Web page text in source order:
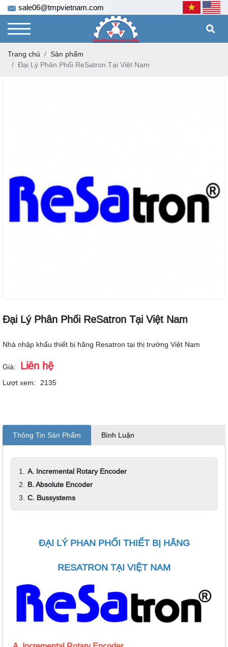
sale06@tmpvietnam.com
Trang chủ
Sản phẩm
Đại Lý Phân Phối ReSatron Tại Việt Nam
Đại Lý Phân Phối ReSatron Tại Việt Nam
Nhà nhập khẩu thiết bị hãng Resatron tại thị trường Việt Nam
Giá: Liên hệ
Lượt xem: 2135
Thông Tin Sản Phẩm Bình Luận
A. Incremental Rotary Encoder
B. Absolute Encoder
C. Bussystems
ĐẠI LÝ PHAN PHỐI THIẾT BỊ HÃNG
RESATRON TẠI VIỆT NAM